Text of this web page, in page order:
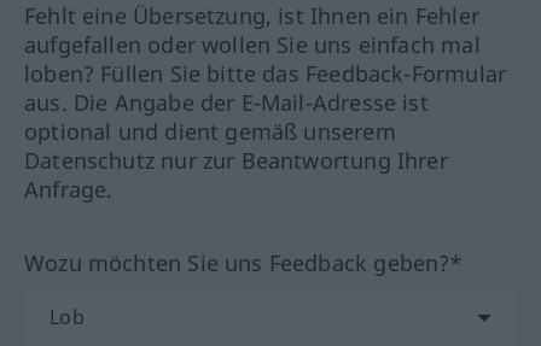
Fehlt eine Übersetzung, ist Ihnen ein Fehler
aufgefallen oder wollen Sie uns einfach mal
loben? Füllen Sie bitte das Feedback-Formular
aus. Die Angabe der E-Mail-Adresse ist
optional und dient gemäß unserem
Datenschutz nur zur Beantwortung Ihrer
Anfrage.
Wozu möchten Sie uns Feedback geben?*